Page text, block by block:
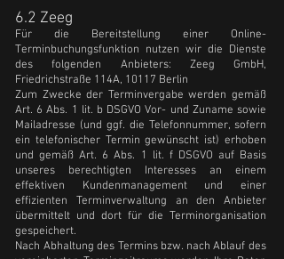
6.2 Zeeg
Für die Bereitstellung einer Online-
Terminbuchungsfunktion nutzen wir die Dienste
des folgenden Anbieters: Zeeg GmbH,
Friedrichstraße 114A, 10117 Berlin
Zum Zwecke der Terminvergabe werden gemäß
Art. 6 Abs. 1 lit. b DSGVO Vor- und Zuname sowie
Mailadresse (und ggf. die Telefonnummer, sofern
ein telefonischer Termin gewünscht ist) erhoben
und gemäß Art. 6 Abs. 1 lit. f DSGVO auf Basis
unseres berechtigten Interesses an einem
effektiven Kundenmanagement und einer
effizienten Terminverwaltung an den Anbieter
übermittelt und dort für die Terminorganisation
gespeichert.
Nach Abhaltung des Termins bzw. nach Ablauf des